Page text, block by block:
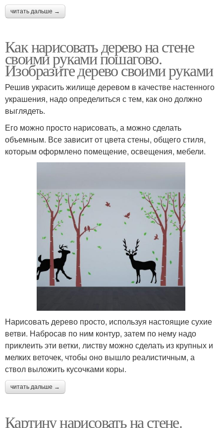
читать дальше →
Как нарисовать дерево на стене
своими руками пошагово.
Изобразите дерево своими руками
Решив украсить жилище деревом в качестве настенного
украшения, надо определиться с тем, как оно должно
выглядеть.
Его можно просто нарисовать, а можно сделать
объемным. Все зависит от цвета стены, общего стиля,
которым оформлено помещение, освещения, мебели.
Нарисовать дерево просто, используя настоящие сухие
ветви. Набросав по ним контур, затем по нему надо
приклеить эти ветки, листву можно сделать из крупных и
мелких веточек, чтобы оно вышло реалистичным, а
ствол выложить кусочками коры.
читать дальше →
Картину нарисовать на стене.